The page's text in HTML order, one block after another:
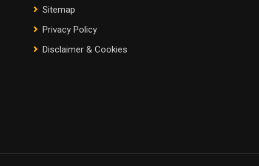
Sitemap
Privacy Policy
Disclaimer & Cookies